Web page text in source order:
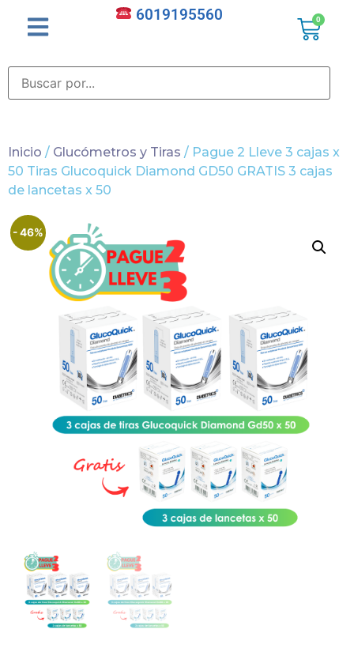
6019195560 0
Inicio / Glucómetros y Tiras / Pague 2 Lleve 3 cajas x
50 Tiras Glucoquick Diamond GD50 GRATIS 3 cajas
de lancetas x 50
- 46%